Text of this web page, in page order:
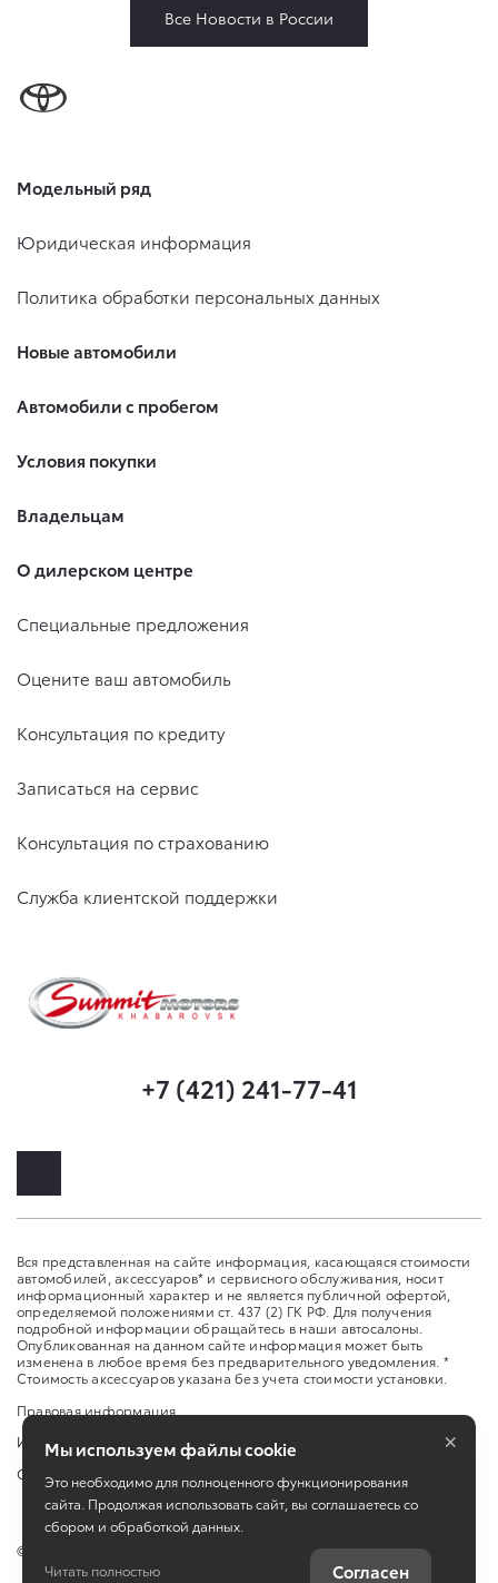
Все Новости в России
Модельный ряд
Юридическая информация
Политика обработки персональных данных
Новые автомобили
Автомобили с пробегом
Условия покупки
Владельцам
О дилерском центре
Специальные предложения
Оцените ваш автомобиль
Консультация по кредиту
Записаться на сервис
Консультация по страхованию
Служба клиентской поддержки
+7 (421) 241-77-41
Вся представленная на сайте информация, касающаяся стоимости
автомобилей, аксессуаров* и сервисного обслуживания, носит
информационный характер и не является публичной офертой,
определяемой положениями ст. 437 (2) ГК РФ. Для получения
подробной информации обращайтесь в наши автосалоны.
Опубликованная на данном сайте информация может быть
изменена в любое время без предварительного уведомления. *
Стоимость аксессуаров указана без учета стоимости установки.
Правовая информация
Изменить настройку cookies
Сбросить cookie
©
Мы используем файлы cookie
Это необходимо для полноценного функционирования
сайта. Продолжая использовать сайт, вы соглашаетесь со
сбором и обработкой данных.
Читать полностью Согласен
×